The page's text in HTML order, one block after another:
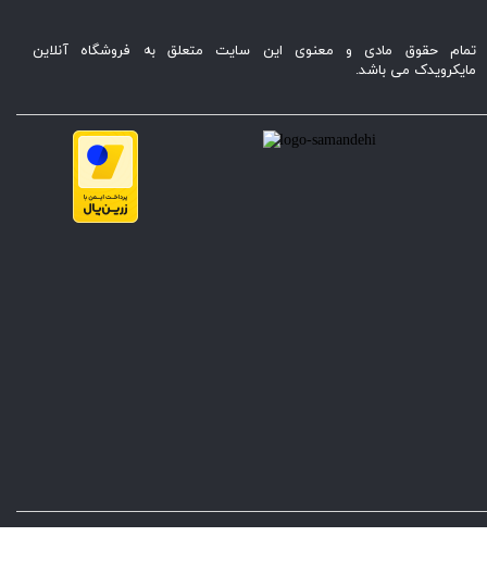
تمام حقوق مادی و معنوی این سایت متعلق به فروشگاه آنلاین
مایکرویدک می باشد.